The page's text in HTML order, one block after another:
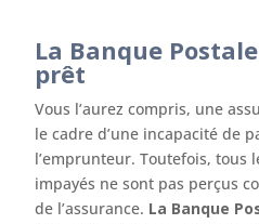
La Banque
prêt
Vous l’aurez compris, une
le cadre d’une incapacité de
l’emprunteur. Toutefois, tous
impayés ne sont pas perçus
de l’assurance. La Banque